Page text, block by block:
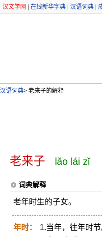
汉文学网 在线新华字典 汉语词典
汉语词典> 老来子的解释
老来子 lǎo lái zǐ
词典解释
老年时生的子女。
年时：
1.当年，往年时节